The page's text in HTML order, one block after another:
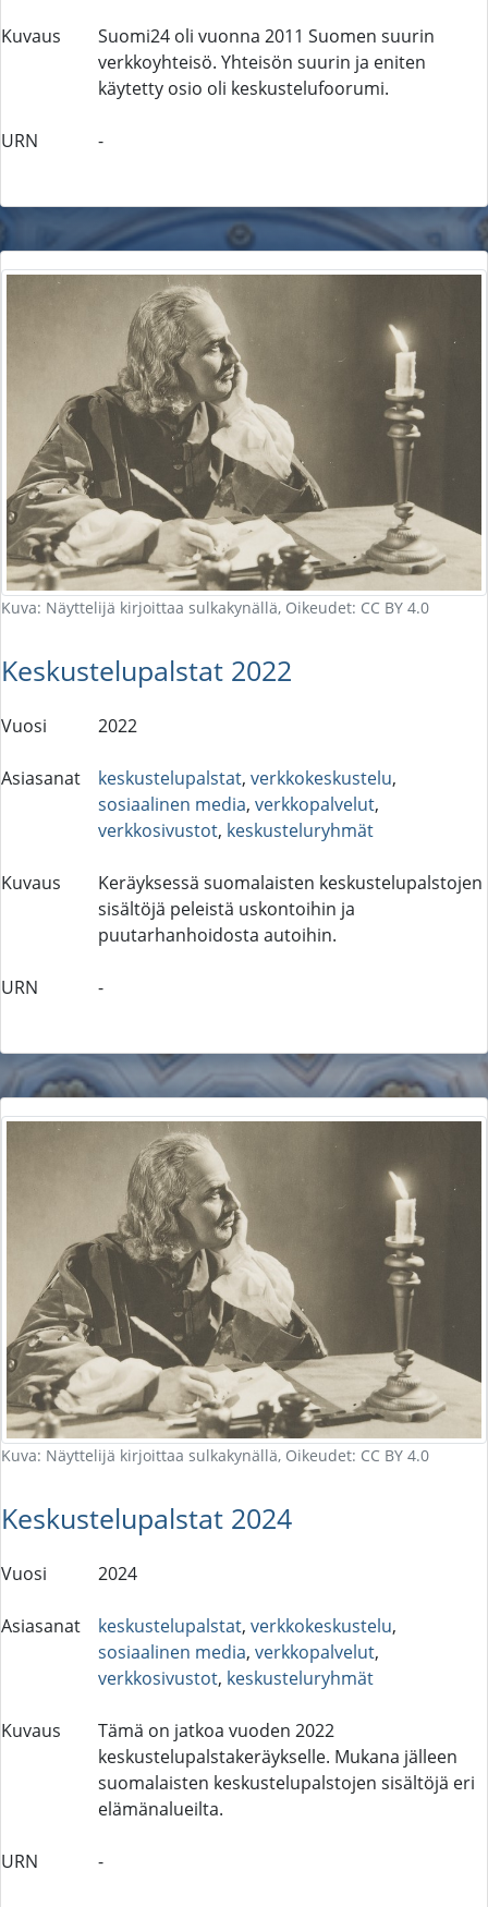
Kuvaus
Suomi24 oli vuonna 2011 Suomen suurin
verkkoyhteisö. Yhteisön suurin ja eniten
käytetty osio oli keskustelufoorumi.
URN -
Kuva: Näyttelijä kirjoittaa sulkakynällä, Oikeudet: CC BY 4.0
Keskustelupalstat 2022
Vuosi 2022
Asiasanat keskustelupalstat, verkkokeskustelu,
sosiaalinen media, verkkopalvelut,
verkkosivustot, keskusteluryhmät
Kuvaus
Keräyksessä suomalaisten keskustelupalstojen
sisältöjä peleistä uskontoihin ja
puutarhanhoidosta autoihin.
URN -
Kuva: Näyttelijä kirjoittaa sulkakynällä, Oikeudet: CC BY 4.0
Keskustelupalstat 2024
Vuosi 2024
Asiasanat keskustelupalstat, verkkokeskustelu,
sosiaalinen media, verkkopalvelut,
verkkosivustot, keskusteluryhmät
Kuvaus
Tämä on jatkoa vuoden 2022
keskustelupalstakeräykselle. Mukana jälleen
suomalaisten keskustelupalstojen sisältöjä eri
elämänalueilta.
URN -